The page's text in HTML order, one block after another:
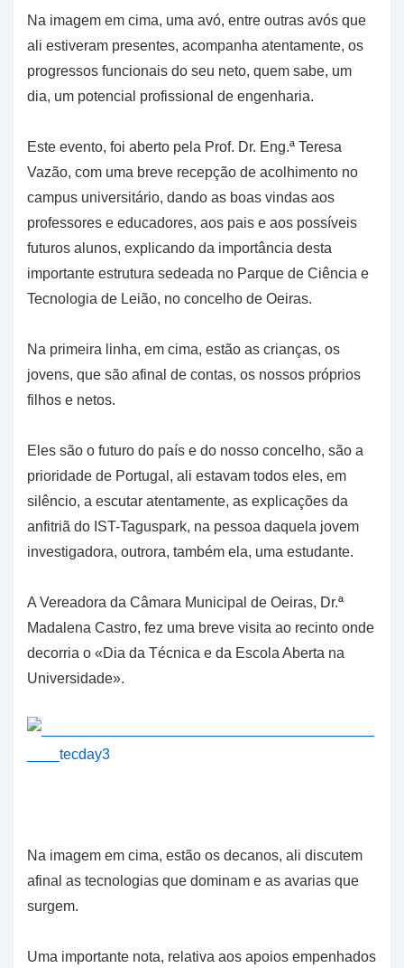
Na imagem em cima, uma avó, entre outras avós que
ali estiveram presentes, acompanha atentamente, os
progressos funcionais do seu neto, quem sabe, um
dia, um potencial profissional de engenharia.
Este evento, foi aberto pela Prof. Dr. Eng.ª Teresa
Vazão, com uma breve recepção de acolhimento no
campus universitário, dando as boas vindas aos
professores e educadores, aos pais e aos possíveis
futuros alunos, explicando da importância desta
importante estrutura sedeada no Parque de Ciência e
Tecnologia de Leião, no concelho de Oeiras.
Na primeira linha, em cima, estão as crianças, os
jovens, que são afinal de contas, os nossos próprios
filhos e netos.
Eles são o futuro do país e do nosso concelho, são a
prioridade de Portugal, ali estavam todos eles, em
silêncio, a escutar atentamente, as explicações da
anfitriã do IST-Taguspark, na pessoa daquela jovem
investigadora, outrora, também ela, uma estudante.
A Vereadora da Câmara Municipal de Oeiras, Dr.ª
Madalena Castro, fez uma breve visita ao recinto onde
decorria o «Dia da Técnica e da Escola Aberta na
Universidade».
Na imagem em cima, estão os decanos, ali discutem
afinal as tecnologias que dominam e as avarias que
surgem.
Uma importante nota, relativa aos apoios empenhados